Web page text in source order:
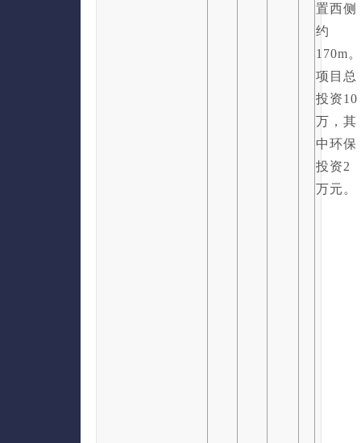
置西侧
约
170m
项目总
投资10
万，其
中环保
投资2
万元。